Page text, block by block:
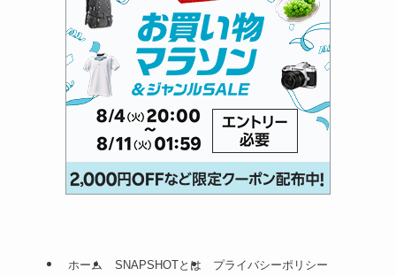
ホーム SNAPSHOTとは プライバシーポリシー